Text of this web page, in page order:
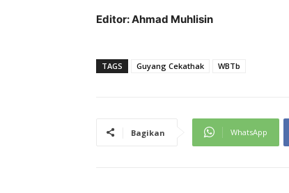
Editor: Ahmad Muhlisin
TAGS Guyang Cekathak WBTb
Bagikan WhatsApp